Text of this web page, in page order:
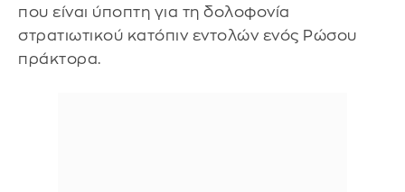
που είναι ύποπτη για τη δολοφονία
στρατιωτικού κατόπιν εντολών ενός Ρώσου
πράκτορα.